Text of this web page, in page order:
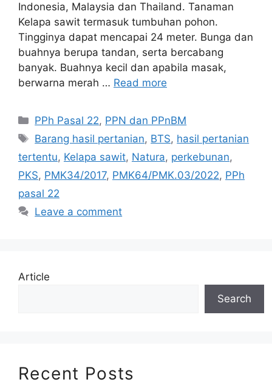
Indonesia, Malaysia dan Thailand. Tanaman
Kelapa sawit termasuk tumbuhan pohon.
Tingginya dapat mencapai 24 meter. Bunga dan
buahnya berupa tandan, serta bercabang
banyak. Buahnya kecil dan apabila masak,
berwarna merah … Read more
Categories
PPh Pasal 22, PPN dan PPnBM
Tags
Barang hasil pertanian, BTS, hasil pertanian
tertentu, Kelapa sawit, Natura, perkebunan,
PKS, PMK34/2017, PMK64/PMK.03/2022, PPh
pasal 22
Leave a comment
Article
Search
Recent Posts